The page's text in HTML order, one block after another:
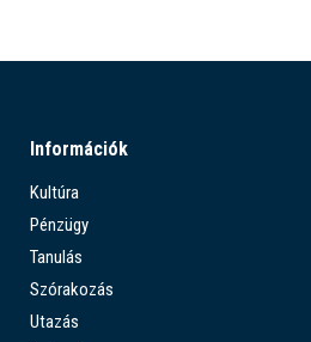
Információk
Kultúra
Pénzügy
Tanulás
Szórakozás
Utazás